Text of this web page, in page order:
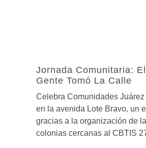
Jornada Comunitaria:
Gente Tomó La Calle
Celebra Comunidades
en la avenida Lote Bravo, un
gracias a la organización de
colonias cercanas al CBTIS